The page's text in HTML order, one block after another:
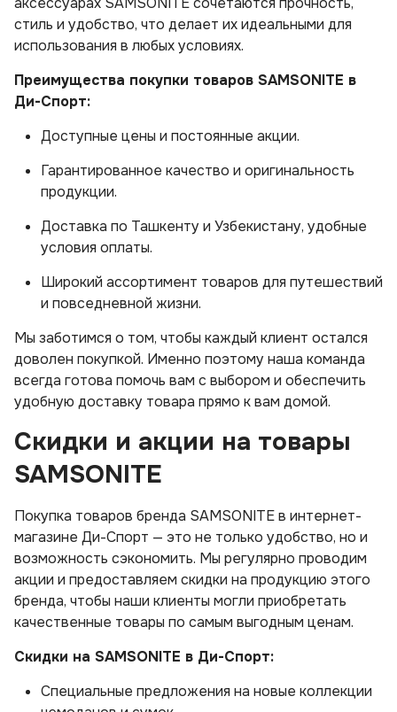
стиль и удобство, что делает их идеальными для
использования в любых условиях.
Преимущества покупки товаров SAMSONITE в
Ди-Спорт:
Доступные цены и постоянные акции.
Гарантированное качество и оригинальность
продукции.
Доставка по Ташкенту и Узбекистану, удобные
условия оплаты.
Широкий ассортимент товаров для путешествий
и повседневной жизни.
Мы заботимся о том, чтобы каждый клиент остался
доволен покупкой. Именно поэтому наша команда
всегда готова помочь вам с выбором и обеспечить
удобную доставку товара прямо к вам домой.
Скидки и акции на товары
SAMSONITE
Покупка товаров бренда SAMSONITE в интернет-
магазине Ди-Спорт — это не только удобство, но и
возможность сэкономить. Мы регулярно проводим
акции и предоставляем скидки на продукцию этого
бренда, чтобы наши клиенты могли приобретать
качественные товары по самым выгодным ценам.
Скидки на SAMSONITE в Ди-Спорт:
Специальные предложения на новые коллекции